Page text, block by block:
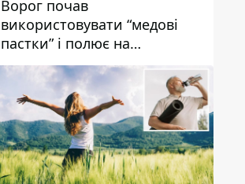
Ворог почав
використовувати “медові
пастки” і полює на
українських військових